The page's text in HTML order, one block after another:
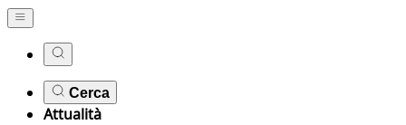
Cerca
Attualità